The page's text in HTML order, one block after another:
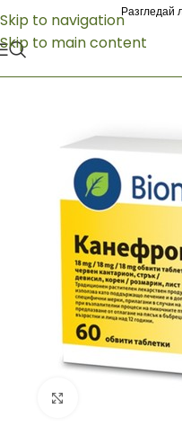
Skip to navigation
Skip to main content
Разгледай